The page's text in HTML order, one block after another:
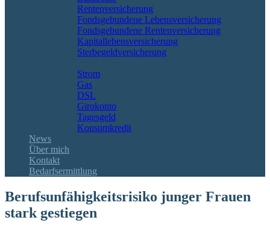
Rentenversicherung
Fondsgebundene Lebensversicherung
Fondsgebundene Rentenversicherung
Kapitallebensversicherung
Sterbegeldversicherung
Strom
Gas
DSL
Girokonto
Tagesgeld
Konsumkredit
News
Über mich
Kontakt
Bedarfsermittlung
Berufsunfähigkeitsrisiko junger Frauen
stark gestiegen